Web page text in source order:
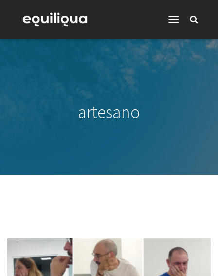
artesano